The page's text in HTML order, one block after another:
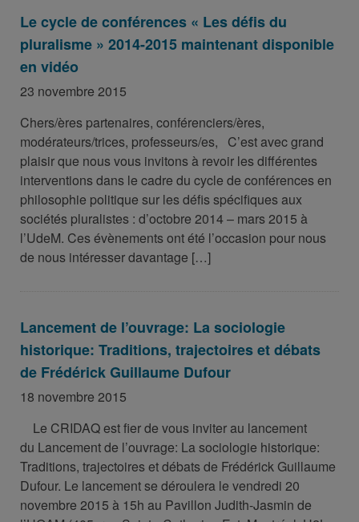
Le cycle de conférences « Les défis du
pluralisme » 2014-2015 maintenant disponible
en vidéo
23 novembre 2015
Chers/ères partenaires, conférenciers/ères,
modérateurs/trices, professeurs/es, C’est avec grand
plaisir que nous vous invitons à revoir les différentes
interventions dans le cadre du cycle de conférences en
philosophie politique sur les défis spécifiques aux
sociétés pluralistes : d’octobre 2014 – mars 2015 à
l’UdeM. Ces évènements ont été l’occasion pour nous
de nous intéresser davantage […]
Lancement de l’ouvrage: La sociologie
historique: Traditions, trajectoires et débats
de Frédérick Guillaume Dufour
18 novembre 2015
Le CRIDAQ est fier de vous inviter au lancement
du Lancement de l’ouvrage: La sociologie historique:
Traditions, trajectoires et débats de Frédérick Guillaume
Dufour. Le lancement se déroulera le vendredi 20
novembre 2015 à 15h au Pavillon Judith-Jasmin de